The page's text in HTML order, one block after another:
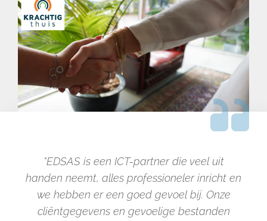
"EDSAS is een ICT-partner die veel uit
handen neemt, alles professioneler inricht en
we hebben er een goed gevoel bij. Onze
cliëntgegevens en gevoelige bestanden